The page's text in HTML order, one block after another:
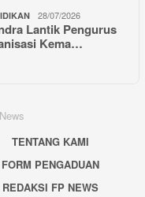
28/07/2026
Lantik Pengurus
Kema…
TENTANG KAMI
FORM PENGADUAN
REDAKSI FP NEWS